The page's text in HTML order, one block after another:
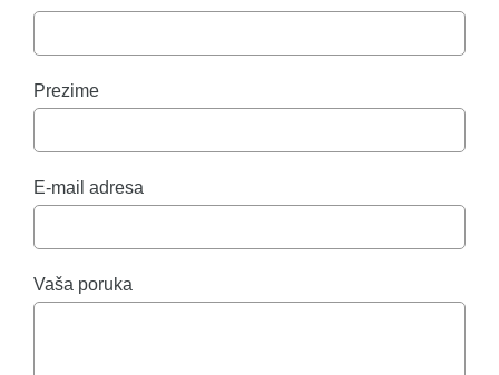
Prezime
E-mail adresa
Vaša poruka